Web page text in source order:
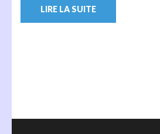
LIRE LA SUITE